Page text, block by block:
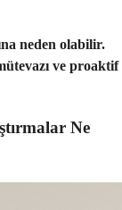
neden olabilir.
ve proaktif
Ne